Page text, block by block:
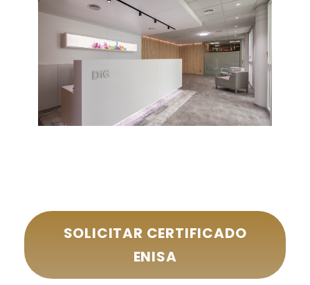
SOLICITAR CERTIFICADO
ENISA